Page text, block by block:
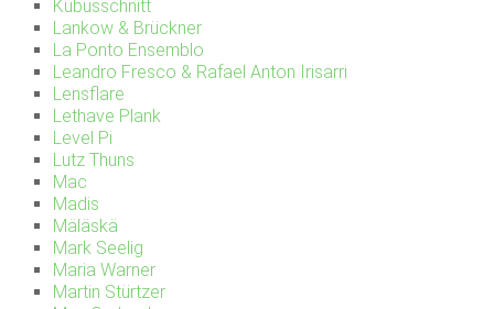
Kubusschnitt
Lankow & Brückner
La Ponto Ensemblo
Leandro Fresco & Rafael Anton Irisarri
Lensflare
Lethave Plank
Level Pi
Lutz Thuns
Mac
Madis
Mäläskä
Mark Seelig
Maria Warner
Martin Stürtzer